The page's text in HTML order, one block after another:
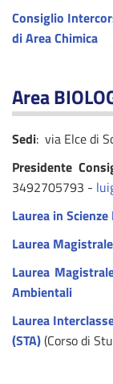
Consiglio
di Area Chimica
Area
Sedi: via Elce di
Presidente
3492705793 -
Laurea in
Laurea
Laurea
Ambientali
Laurea
(STA)(Corso di